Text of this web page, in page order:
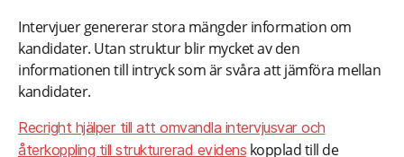
Intervjuer genererar stora mängder information om
kandidater. Utan struktur blir mycket av den
informationen till intryck som är svåra att jämföra mellan
kandidater.
Recright hjälper till att omvandla intervjusvar och
återkoppling till strukturerad evidens kopplad till de